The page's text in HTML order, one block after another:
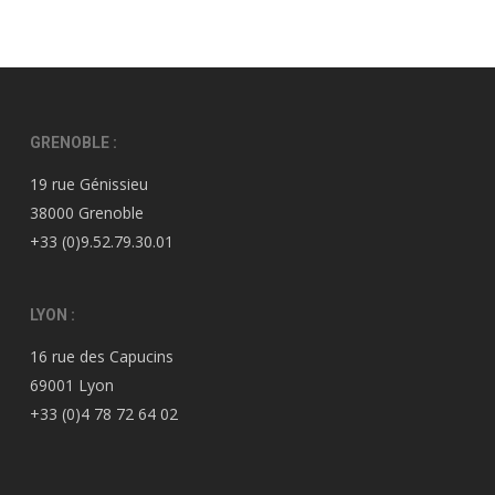
GRENOBLE :
19 rue Génissieu
38000 Grenoble
+33 (0)9.52.79.30.01
LYON :
16 rue des Capucins
69001 Lyon
+33 (0)4 78 72 64 02